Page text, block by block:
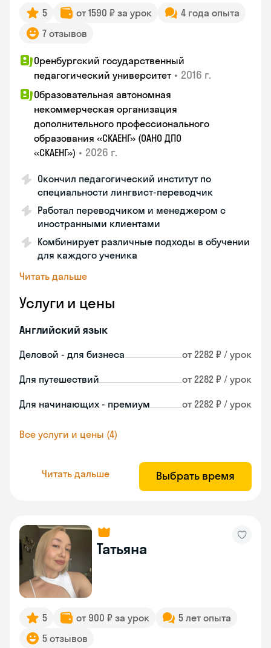
5 от 1590 ₽ за урок
4 года опыта
7 отзывов
Оренбургский государственный
педагогический университет • 2016 г.
Образовательная автономная
некоммерческая организация
дополнительного профессионального
образования «СКАЕНГ» (ОАНО ДПО
«СКАЕНГ») • 2026 г.
Окончил педагогический институт по
специальности лингвист-переводчик
Работал переводчиком и менеджером с
иностранными клиентами
Комбинирует различные подходы в обучении
для каждого ученика
Читать дальше
Услуги и цены
Английский язык
Деловой - для бизнеса от 2282 ₽ / урок
Для путешествий от 2282 ₽ / урок
Для начинающих - премиум от 2282 ₽ / урок
Все услуги и цены (4)
Читать дальше Выбрать время
Татьяна
5 от 900 ₽ за урок
5 лет опыта
5 отзывов